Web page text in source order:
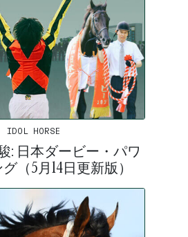
IDOL HORSE
: 日本ダービー・パワ
（5月14日更新版）